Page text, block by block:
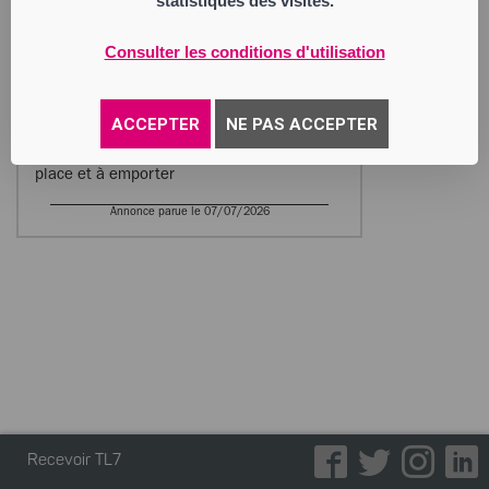
Consulter les conditions d'utilisation
ACCEPTER NE PAS ACCEPTER
LE BAR’BU DE SO PIZZA
Société par Actions Simplifiée
42140 Chevrières
912 902 590 RCS Saint Etienne
place et à emporter
Annonce parue le 07/07/2026
Recevoir TL7